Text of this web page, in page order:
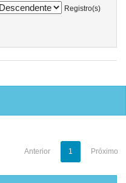
Registro(s)
Anterior 1 Próximo